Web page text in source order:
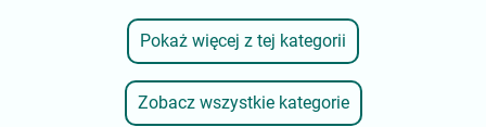
Zobacz wszystkie kategorie
Pokaż więcej z tej kategorii